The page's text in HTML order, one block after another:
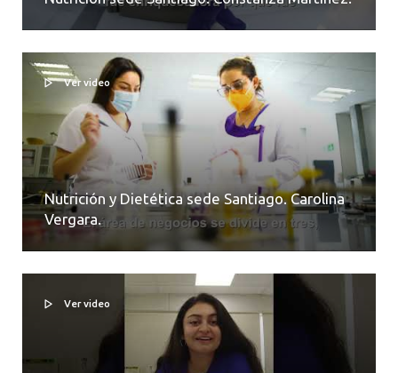
Ver video
Nutrición y Dietética sede Santiago. Carolina
Vergara.
Ver video